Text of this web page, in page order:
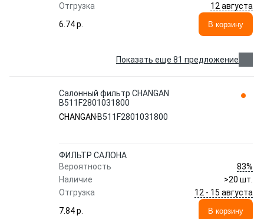
Отгрузка
12 августа
6.74 p.
В корзину
Показать еще 81 предложение
Салонный фильтр CHANGAN
B511F2801031800
CHANGAN B511F2801031800
ФИЛЬТР САЛОНА
Вероятность
83%
Наличие
>20 шт.
Отгрузка
12 - 15 августа
7.84 p.
В корзину